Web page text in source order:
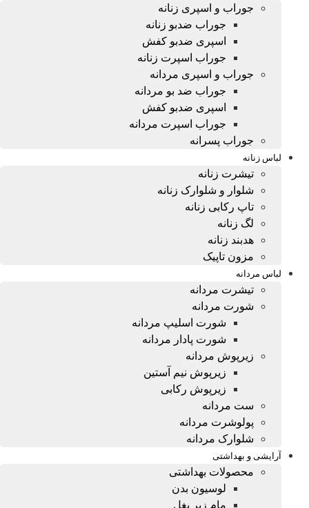
جوراب و اسپری زنانه
جوراب ضدبو زنانه
اسپری ضدبو کفش
جوراب اسپرت زنانه
جوراب و اسپری مردانه
جوراب ضد بو مردانه
اسپری ضدبو کفش
جوراب اسپرت مردانه
جوراب پسرانه
لباس زنانه
تیشرت زنانه
شلوار و شلوارک زنانه
تاپ رکابی زنانه
لگ زنانه
هدبند زنانه
مزون تاپیک
لباس مردانه
تیشرت مردانه
شورت مردانه
شورت اسلیپ مردانه
شورت پادار مردانه
زیرپوش مردانه
زیرپوش نیم آستین
زیرپوش رکابی
ست مردانه
پولوشرت مردانه
شلوارک مردانه
آرایشی و بهداشتی
محصولات بهداشتی
لوسیون بدن
مام زیر بغل